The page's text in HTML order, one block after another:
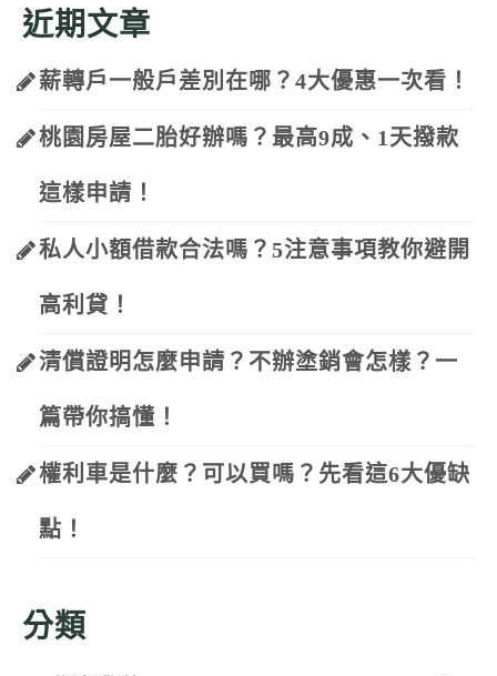
近期文章
薪轉戶一般戶差別在哪？4大優惠一次看！
桃園房屋二胎好辦嗎？最高9成、1天撥款
這樣申請！
私人小額借款合法嗎？5注意事項教你避開
高利貸！
清償證明怎麼申請？不辦塗銷會怎樣？一
篇帶你搞懂！
權利車是什麼？可以買嗎？先看這6大優缺
點！
分類